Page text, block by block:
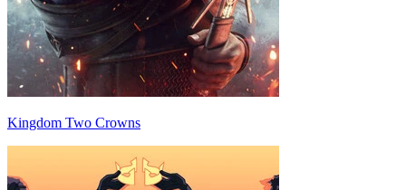
Kingdom Two Crowns